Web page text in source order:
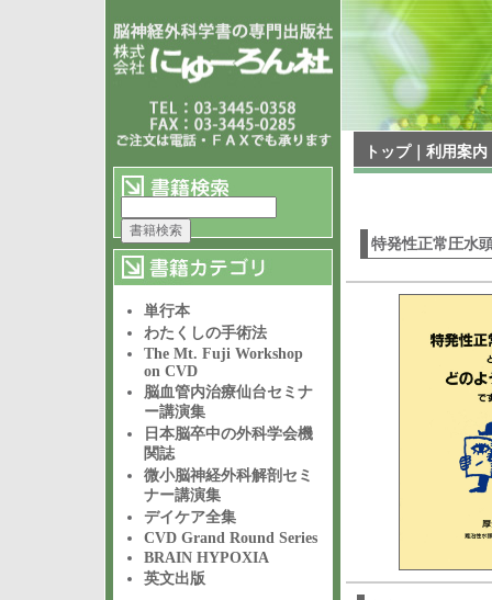
単行本
わたくしの手術法
The Mt. Fuji Workshop
on CVD
脳血管内治療仙台セミナ
ー講演集
日本脳卒中の外科学会機
関誌
微小脳神経外科解剖セミ
ナー講演集
デイケア全集
CVD Grand Round Series
BRAIN HYPOXIA
英文出版
トップ｜ 利用案内
特発性正常圧水